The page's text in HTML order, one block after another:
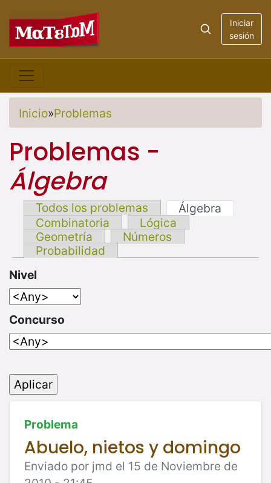
Iniciar
sesión
Inicio»Problemas
Problemas -
Álgebra
Todos los problemas
Álgebra
Combinatoria
Lógica
Geometría
Números
Probabilidad
Nivel
Concurso
Problema
Abuelo, nietos y domingo
Enviado por jmd el 15 de Noviembre de